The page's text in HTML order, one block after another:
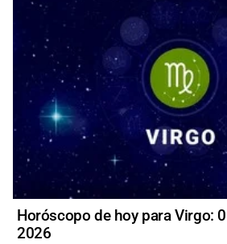
Horóscopo de hoy para Virgo:
2026